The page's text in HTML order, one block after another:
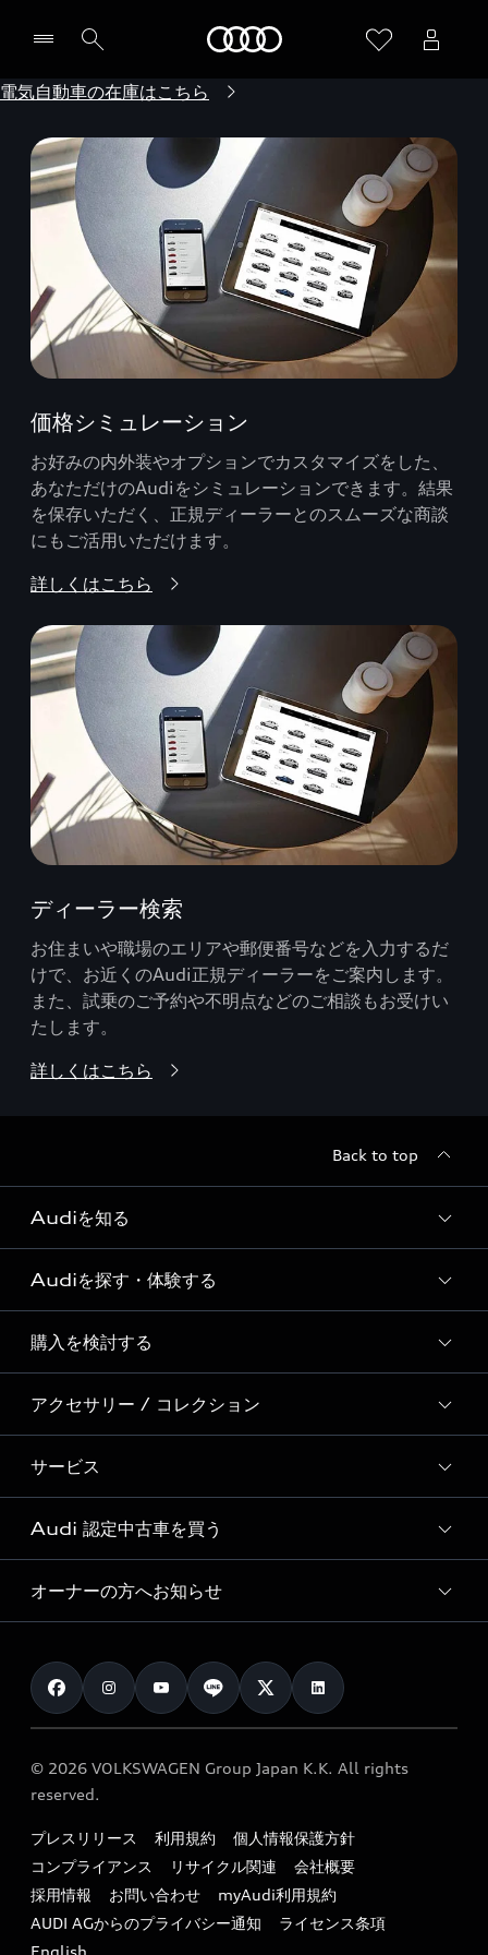
電気自動車の在庫はこちら
価格シミュレーション
お好みの内外装やオプションでカスタマイズをした、
あなただけのAudiをシミュレーションできます。結果
を保存いただく、正規ディーラーとのスムーズな商談
にもご活用いただけます。
詳しくはこちら
ディーラー検索
お住まいや職場のエリアや郵便番号などを入力するだ
けで、お近くのAudi正規ディーラーをご案内します。
また、試乗のご予約や不明点などのご相談もお受けい
たします。
詳しくはこちら
Back to top
Audiを知る
Audi ブランド
Story of Progress
Audi Sport
Formula 1®
デジタルサービス
Audiを探す・体験する
ディーラー検索
新車在庫検索
試乗車・展示車検索
見積り依頼
試乗予約
購入を検討する
モデル一覧
特別仕様モデル / 限定モデル
e-tronラインアップ
価格シミュレーション
車両比較
カタログ一覧
アクセサリー / コレクション
純正アクセサリー
オンラインショップ
Audi collection
アウディナビアプリ
サービス
サービス入庫予約
サービスプログラム
メンテナンス
車検 / 定期点検
e-tronアフターサポート
myAudi
Audi 認定中古車を買う
Audi認定中古車
クオリティ
保証
メンテナンス
ファイナンス
キャンペーン / イベント
買取査定
オーナーの方へお知らせ
お知らせ
オーナー様向けキャンペーン
特定整備適用車一覧
リサイクル法
よくある質問（FAQ）
© 2026 VOLKSWAGEN Group Japan K.K. All rights
reserved.
プレスリリース 利用規約
個人情報保護方針
コンプライアンス
リサイクル関連
会社概要
採用情報
お問い合わせ
myAudi利用規約
AUDI AGからのプライバシー通知
ライセンス条項
English